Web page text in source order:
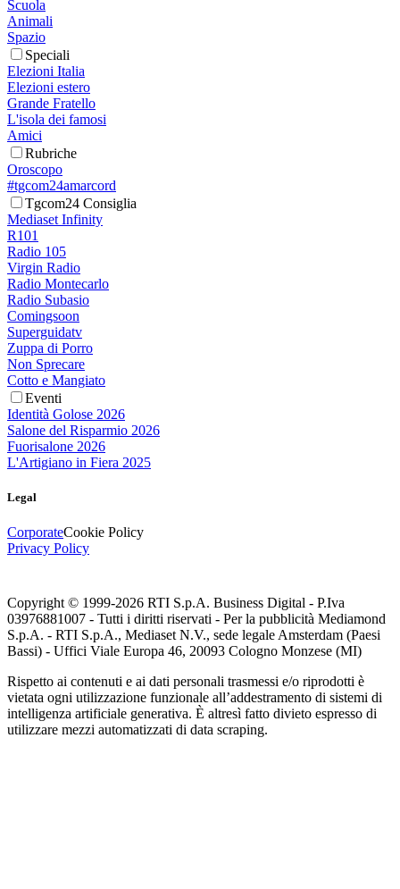
Scuola
Animali
Spazio
Speciali
Elezioni Italia
Elezioni estero
Grande Fratello
L'isola dei famosi
Amici
Rubriche
Oroscopo
#tgcom24amarcord
Tgcom24 Consiglia
Mediaset Infinity
R101
Radio 105
Virgin Radio
Radio Montecarlo
Radio Subasio
Comingsoon
Superguidatv
Zuppa di Porro
Non Sprecare
Cotto e Mangiato
Eventi
Identità Golose 2026
Salone del Risparmio 2026
Fuorisalone 2026
L'Artigiano in Fiera 2025
Legal
CorporateCookie Policy
Privacy Policy
Copyright © 1999-2026 RTI S.p.A. Business Digital - P.Iva
03976881007 - Tutti i diritti riservati - Per la pubblicità Mediamond
S.p.A. - RTI S.p.A., Mediaset N.V., sede legale Amsterdam (Paesi
Bassi) - Uffici Viale Europa 46, 20093 Cologno Monzese (MI)
Rispetto ai contenuti e ai dati personali trasmessi e/o riprodotti è
vietata ogni utilizzazione funzionale all’addestramento di sistemi di
intelligenza artificiale generativa. È altresì fatto divieto espresso di
utilizzare mezzi automatizzati di data scraping.